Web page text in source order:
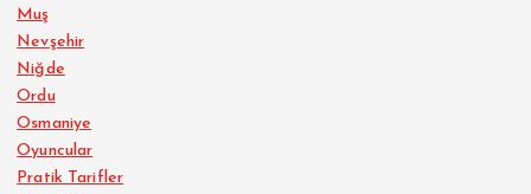
Muş
Nevşehir
Niğde
Ordu
Osmaniye
Oyuncular
Pratik Tarifler